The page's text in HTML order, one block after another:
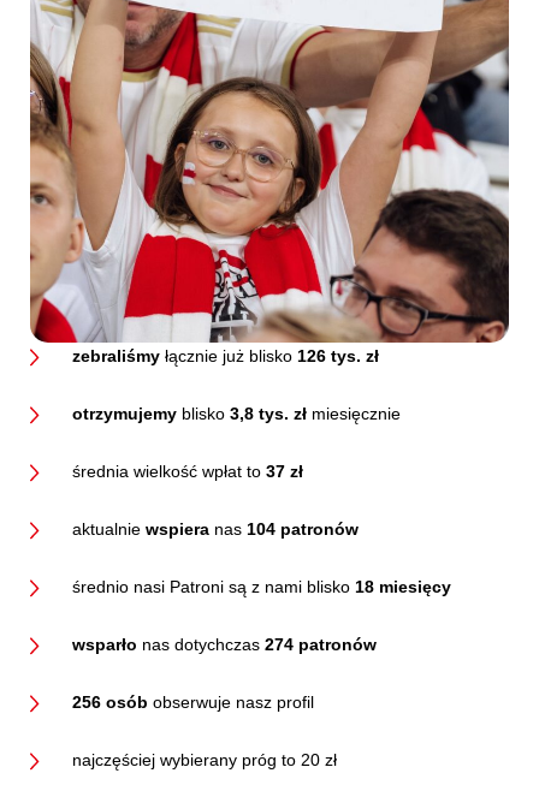
zebraliśmy łącznie już blisko 126 tys. zł
otrzymujemy blisko 3,8 tys. zł miesięcznie
średnia wielkość wpłat to 37 zł
aktualnie wspiera nas 104 patronów
średnio nasi Patroni są z nami blisko 18 miesięcy
wsparło nas dotychczas 274 patronów
256 osób obserwuje nasz profil
najczęściej wybierany próg to 20 zł